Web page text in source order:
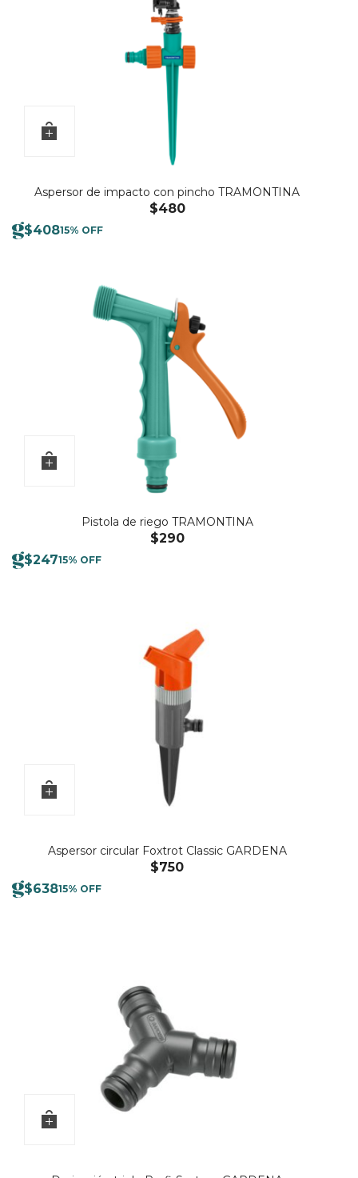
Aspersor de impacto con pincho TRAMONTINA
$480
$40815% OFF
Pistola de riego TRAMONTINA
$290
$24715% OFF
Aspersor circular Foxtrot Classic GARDENA
$750
$63815% OFF